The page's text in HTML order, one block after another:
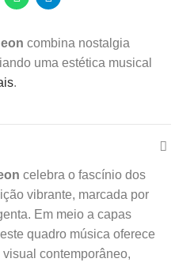
combina nostalgia
uma estética musical
.
celebra o fascínio dos
vibrante, marcada por
Em meio a capas
quadro música oferece
contemporâneo,